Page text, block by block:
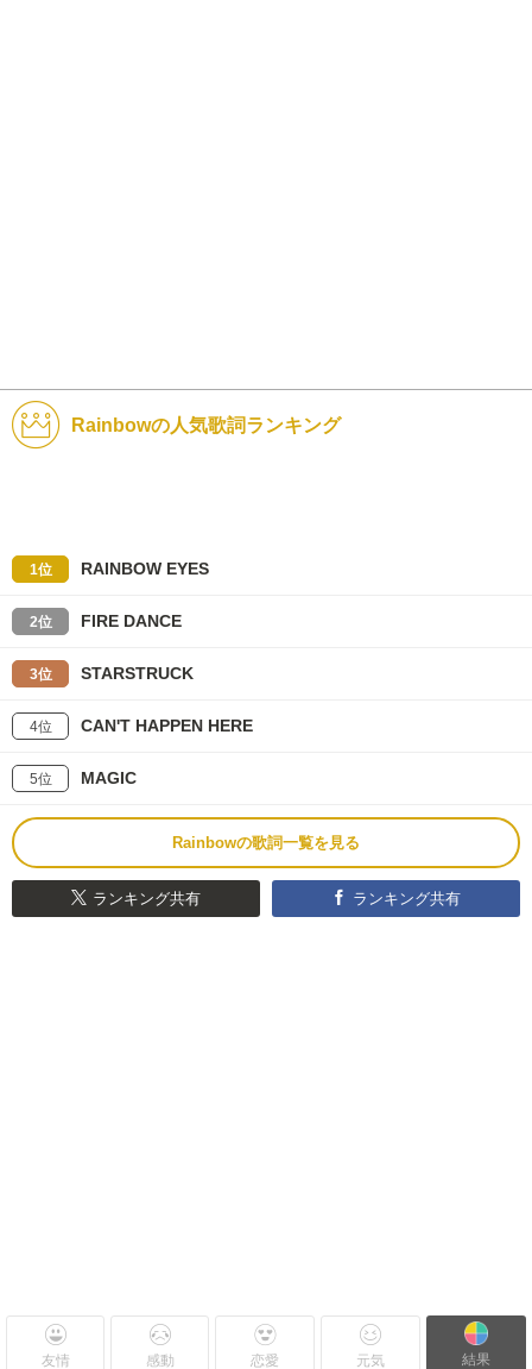
Rainbowの人気歌詞ランキング
1位 RAINBOW EYES
2位 FIRE DANCE
3位 STARSTRUCK
4位 CAN'T HAPPEN HERE
5位 MAGIC
Rainbowの歌詞一覧を見る
ランキング共有 ランキング共有
友情 感動 恋愛 元気 結果